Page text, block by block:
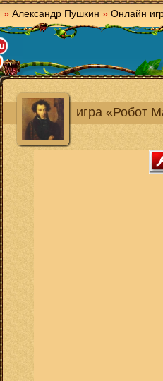
» Александр Пушкин » Онлайн
игра «Робот